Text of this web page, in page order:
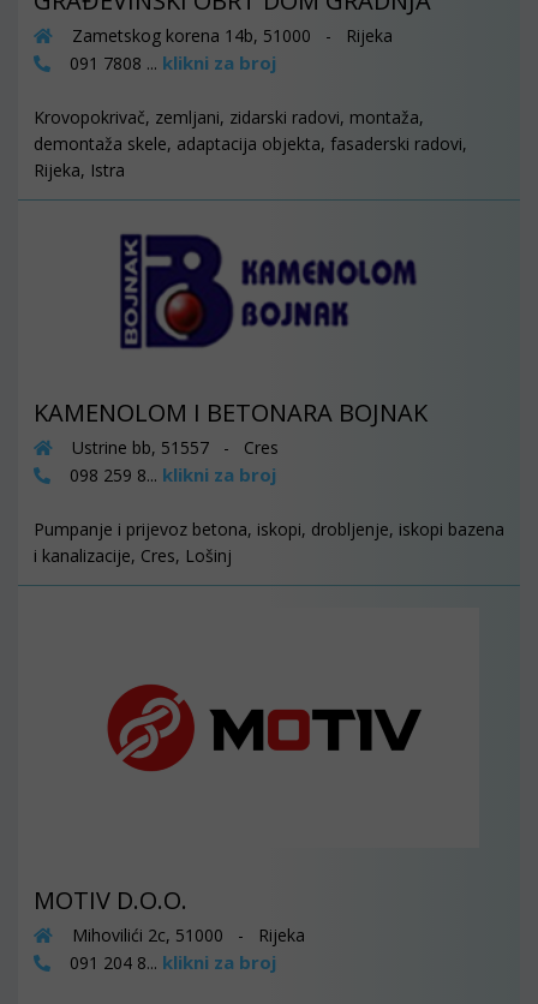
Zametskog korena 14b, 51000 - Rijeka
091 7808 ... klikni za broj
Krovopokrivač, zemljani, zidarski radovi, montaža,
demontaža skele, adaptacija objekta, fasaderski radovi,
Rijeka, Istra
KAMENOLOM I BETONARA BOJNAK
Ustrine bb, 51557 - Cres
098 259 8... klikni za broj
Pumpanje i prijevoz betona, iskopi, drobljenje, iskopi bazena
i kanalizacije, Cres, Lošinj
MOTIV D.O.O.
Mihovilići 2c, 51000 - Rijeka
091 204 8... klikni za broj